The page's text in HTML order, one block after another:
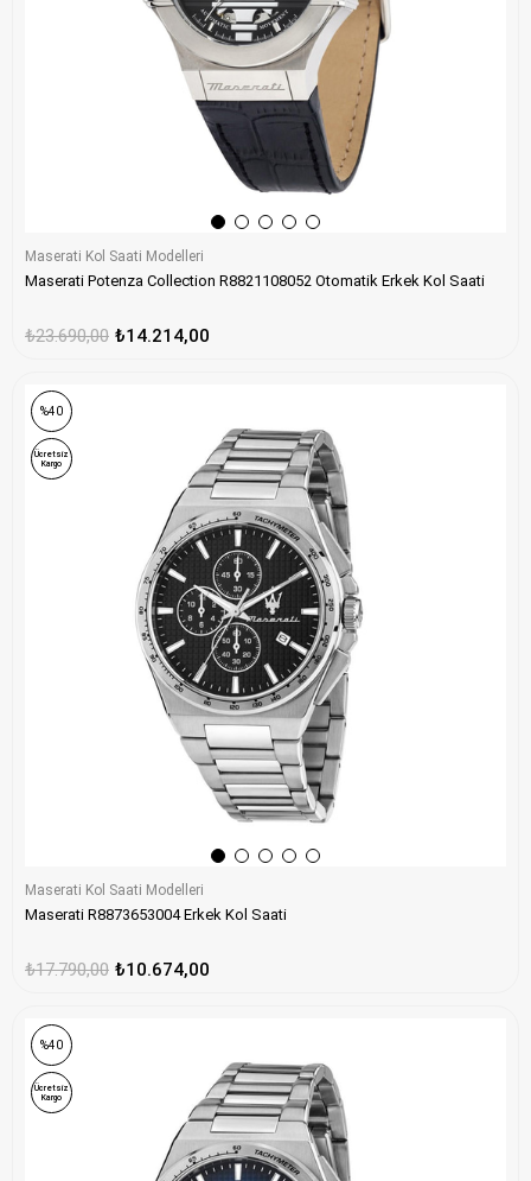
Maserati Kol Saati Modelleri
Maserati Potenza Collection R8821108052 Otomatik Erkek Kol Saati
₺14.214,00
₺23.690,00
Maserati Kol Saati Modelleri
Maserati R8873653004 Erkek Kol Saati
₺10.674,00
₺17.790,00
%40
Ücretsiz
Kargo
%40
Ücretsiz
Kargo